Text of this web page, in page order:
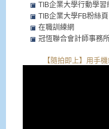
TIB企業大學行動學習
TIB企業大學FB粉絲頁
在職訓練網
冠恆聯合會計師事務
【隨拍即上】用手